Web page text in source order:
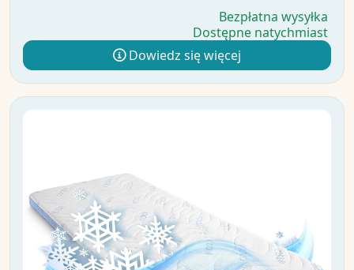
Bezpłatna wysyłka
Dostępne natychmiast
Dowiedz się więcej